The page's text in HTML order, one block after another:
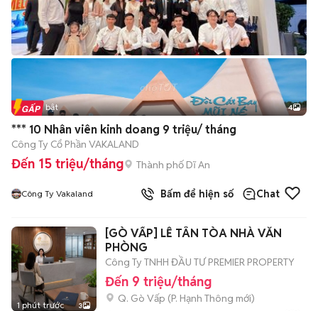
Tin nổi bật 4
*** 10 Nhân viên kinh doang 9 triệu/ tháng
Công Ty Cổ Phần VAKALAND
Đến 15 triệu/tháng Thành phố Dĩ An
Công Ty Vakaland Bấm để hiện số Chat
1 phút trước 3
[GÒ VẤP] LỄ TÂN TÒA NHÀ VĂN
PHÒNG
Công Ty TNHH ĐẦU TƯ PREMIER PROPERTY
Đến 9 triệu/tháng
Q. Gò Vấp (P. Hạnh Thông mới)